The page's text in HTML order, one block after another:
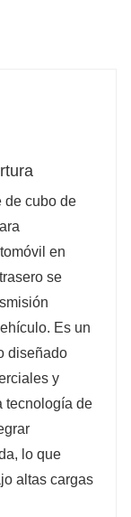
de cubo de
en
se
Es un
diseñado
y
tecnología de
lo que
altas cargas